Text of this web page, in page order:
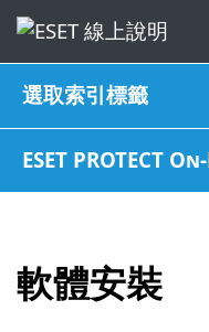
選取索引標籤
ESET PROTECT
軟體安裝